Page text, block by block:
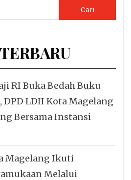
RI Buka Bedah Buku
LDII Kota Magelang
Bersama Instansi
Magelang Ikuti
Melalui